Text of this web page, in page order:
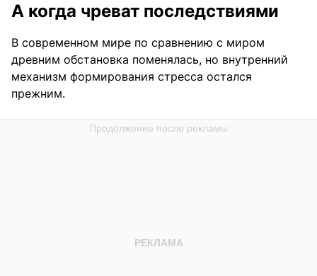
А когда чреват последствиями
В современном мире по сравнению с миром
древним обстановка поменялась, но внутренний
механизм формирования стресса остался
прежним.